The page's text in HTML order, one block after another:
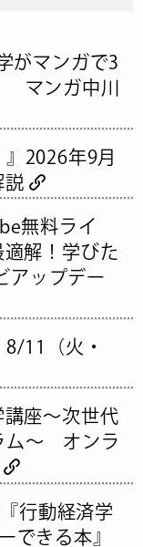
がマンガで3
マンガ中川
2026年9月
説
無料ライ
解！学びた
アップデー
11（火・
座～次世代
ム～ オンラ
行動経済学
できる本』